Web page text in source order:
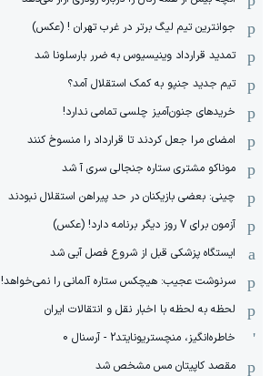
جوانترین تیم لیگ برتر در غرب تهران ! (عکس)
تمدید قرارداد وینیسیوس به ضرر بارسلونا شد
تیم جدید جنپو به کمک استقلال آمد؟
خریدهای جنون‌آمیز چلسی تمامی ندارد!
امضای مرا جعل کردند تا قرارداد را منسوخ کنند
موناکو مشتری ستاره جنجالی سری آ شد
چینی: بعضی بازیکنان در حد پیراهن استقلال نبودند
آزمون برای 7 روز دیگر برنامه دارد! (عکس)
ایستگاه پزشکی قبل از شروع فصل آبی شد
سرنوشت عجیب: هیچکس ستاره آلمانی را نمی‌خواهد!
لحظه به لحظه با اخبار نقل و انتقالات ایران
خاطره‌انگیز، منچستریونایتد2 - آرسنال 0
مقصد کاپیتان مس مشخص شد